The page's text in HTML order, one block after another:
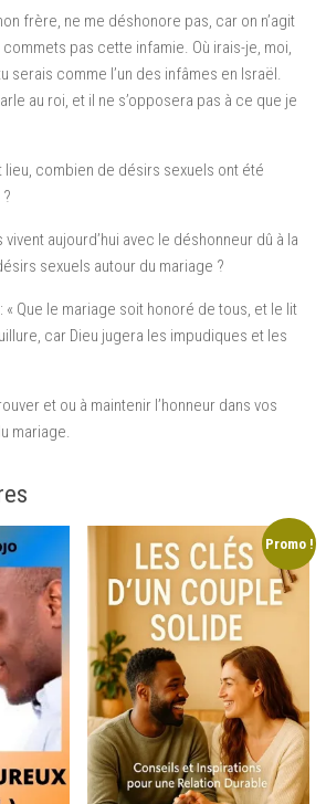
frère, ne me déshonore pas, car on n’agit
pas cette infamie. Où irais-je, moi,
serais comme l’un des infâmes en Israël.
au roi, et il ne s’opposera pas à ce que je
lieu, combien de désirs sexuels ont été
aujourd’hui avec le déshonneur dû à la
sexuels autour du mariage ?
« Que le mariage soit honoré de tous, et le lit
car Dieu jugera les impudiques et les
et ou à maintenir l’honneur dans vos
mariage.
Promo !